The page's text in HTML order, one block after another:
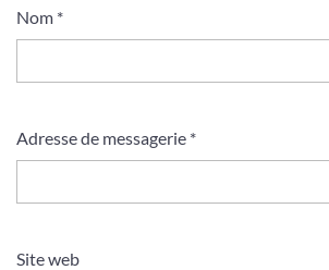
Nom *
Adresse de messagerie *
Site web